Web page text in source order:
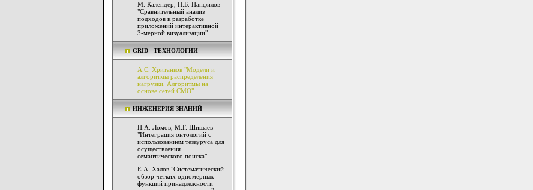
М. Календер, П.Б. Панфилов
"Сравнительный анализ
подходов к разработке
приложений интерактивной
3-мерной визуализации"
GRID - ТЕХНОЛОГИИ
А.С. Хританков "Модели и
алгоритмы распределения
нагрузки. Алгоритмы на
основе сетей СМО"
ИНЖЕНЕРИЯ ЗНАНИЙ
П.А. Ломов, М.Г. Шишаев
"Интеграция онтологий с
использованием тезауруса для
осуществления
семантического поиска"
Е.А. Халов "Систематический
обзор четких одномерных
функций принадлежности